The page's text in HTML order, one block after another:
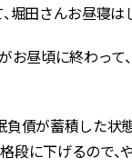
堀田さんお昼寝は
お昼頃に終わっ
債が蓄積した状
段に下げるので